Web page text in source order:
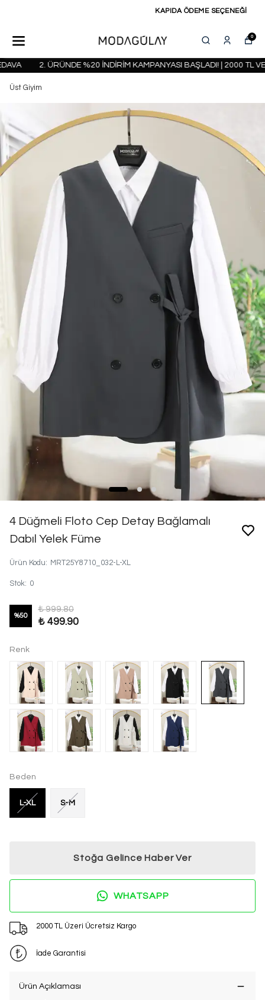
KAPIDA ÖDEME SEÇENEĞİ
0
2. ÜRÜNDE %20 İNDİRİM KAMPANYASI BAŞLADI! | 2000 TL VE
Üst Giyim
4 Düğmeli Floto Cep Detay Bağlamalı
Dabıl Yelek Füme
Ürün Kodu: MRT25Y8710_032-L-XL
Stok: 0
%50
₺ 999.80
₺ 499.90
Renk
Beden
L-XL S-M
Stoğa Gelince Haber Ver
WHATSAPP
2000 TL Üzeri Ücretsiz Kargo
İade Garantisi
Ürün Açıklaması